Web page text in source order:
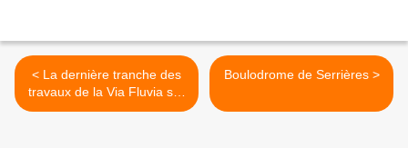
< La dernière tranche des
travaux de la Via Fluvia sur
le bas-port est en phase
Boulodrome de Serrières >